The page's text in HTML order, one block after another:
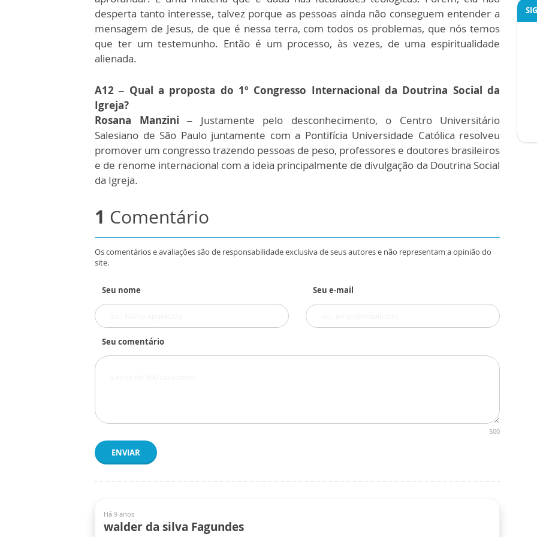
desperta tanto interesse, talvez porque as pessoas ainda não conseguem entender a
mensagem de Jesus, de que é nessa terra, com todos os problemas, que nós temos
que ter um testemunho. Então é um processo, às vezes, de uma espiritualidade
alienada.
A12 – Qual a proposta do 1º Congresso Internacional da Doutrina Social da
Igreja?
Rosana Manzini – Justamente pelo desconhecimento, o Centro Universitário
Salesiano de São Paulo juntamente com a Pontifícia Universidade Católica resolveu
promover um congresso trazendo pessoas de peso, professores e doutores brasileiros
e de renome internacional com a ideia principalmente de divulgação da Doutrina Social
da Igreja.
1 Comentário
Os comentários e avaliações são de responsabilidade exclusiva de seus autores e não representam a opinião do
site.
Seu nome Seu e-mail
Seu comentário
500
ENVIAR
Há 9 anos
walder da silva Fagundes